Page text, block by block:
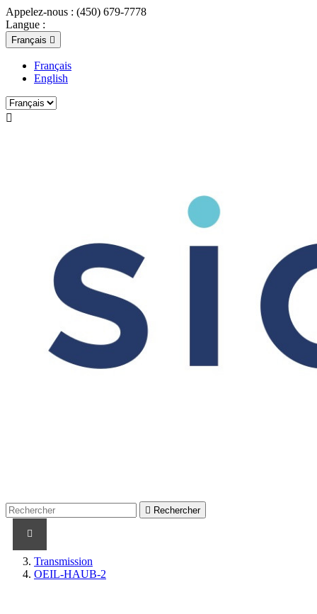
Appelez-nous : (450) 679-7778
Langue :
Français 
Français
English

 Rechercher
Transmission
OEIL-HAUB-2